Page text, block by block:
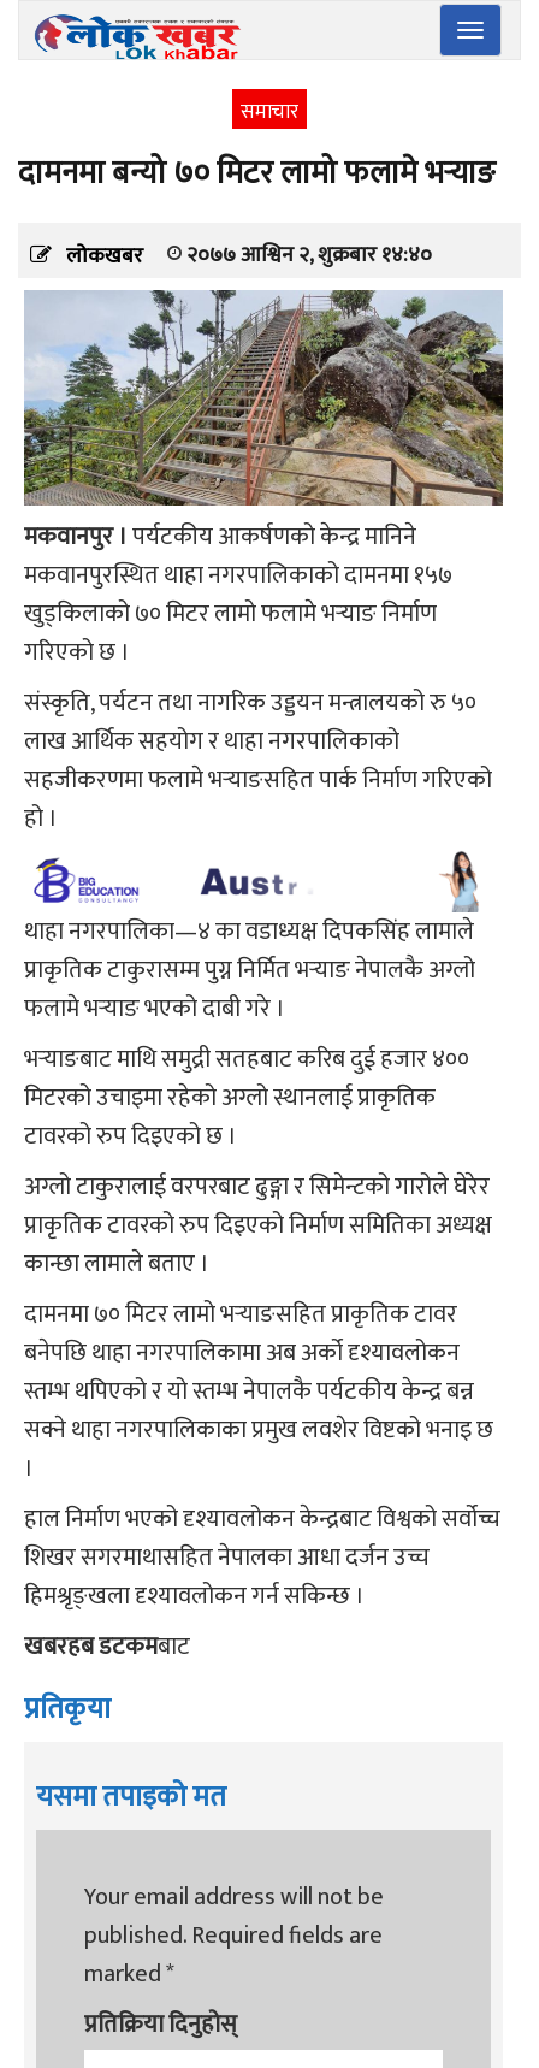
Toggle
समाचार
दामनमा बन्यो ७० मिटर लामो फलामे भर्‍याङ
लोकखबर २०७७ आश्विन २, शुक्रबार १४:४०
मकवानपुर ।पर्यटकीय आकर्षणको केन्द्र मानिने
मकवानपुरस्थित थाहा नगरपालिकाको दामनमा १५७
खुड्किलाको ७० मिटर लामो फलामे भर्‍याङ निर्माण
गरिएको छ ।
संस्कृति, पर्यटन तथा नागरिक उड्डयन मन्त्रालयको रु ५०
लाख आर्थिक सहयोग र थाहा नगरपालिकाको
सहजीकरणमा फलामे भर्‍याङसहित पार्क निर्माण गरिएको
हो ।
थाहा नगरपालिका—४ का वडाध्यक्ष दिपकसिंह लामाले
प्राकृतिक टाकुरासम्म पुग्न निर्मित भर्‍याङ नेपालकै अग्लो
फलामे भर्‍याङ भएको दाबी गरे ।
भर्‍याङबाट माथि समुद्री सतहबाट करिब दुई हजार ४००
मिटरको उचाइमा रहेको अग्लो स्थानलाई प्राकृतिक
टावरको रुप दिइएको छ ।
अग्लो टाकुरालाई वरपरबाट ढुङ्गा र सिमेन्टको गारोले घेरेर
प्राकृतिक टावरको रुप दिइएको निर्माण समितिका अध्यक्ष
कान्छा लामाले बताए ।
दामनमा ७० मिटर लामो भर्‍याङसहित प्राकृतिक टावर
बनेपछि थाहा नगरपालिकामा अब अर्को दृश्यावलोकन
स्तम्भ थपिएको र यो स्तम्भ नेपालकै पर्यटकीय केन्द्र बन्न
सक्ने थाहा नगरपालिकाका प्रमुख लवशेर विष्टको भनाइ छ
।
हाल निर्माण भएको दृश्यावलोकन केन्द्रबाट विश्वको सर्वोच्च
शिखर सगरमाथासहित नेपालका आधा दर्जन उच्च
हिमश्रृङ्खला दृश्यावलोकन गर्न सकिन्छ ।
खबरहब डटकमबाट
प्रतिकृया
यसमा तपाइको मत
Your email address will not be
published.Required fields are
marked*
प्रतिक्रिया दिनुहोस्